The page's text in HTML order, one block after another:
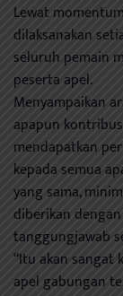
Lewat
dilaksanakan
seluruh pemain
peserta apel.
Menyampaikan
apapun
mendapatkan
kepada semua
yang sama,
diberikan
tanggungjawab
“Itu akan sangat
apel gabungan